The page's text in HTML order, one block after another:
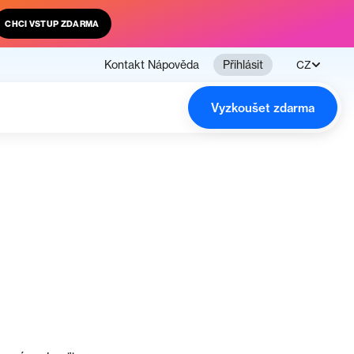
CHCI VSTUP ZDARMA
Kontakt Nápověda Přihlásit CZ
Vyzkoušet zdarma